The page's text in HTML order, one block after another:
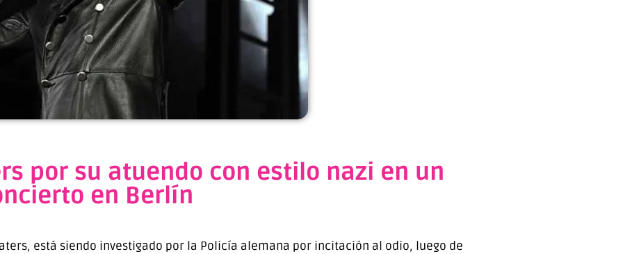
por su atuendo con estilo nazi en un
en Berlín
está siendo investigado por la Policía alemana por incitación al odio, luego de